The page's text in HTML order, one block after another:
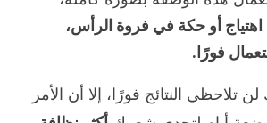
أو حكة في فروة الرأس،
فورًا.
تلاحظي النتائج فورًا، إلا أن الأمر